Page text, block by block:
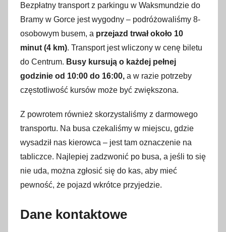
Bezpłatny transport z parkingu w Waksmundzie do
Bramy w Gorce jest wygodny – podróżowaliśmy 8-
osobowym busem, a przejazd trwał około 10
minut (4 km). Transport jest wliczony w cenę biletu
do Centrum. Busy kursują o każdej pełnej
godzinie od 10:00 do 16:00, a w razie potrzeby
częstotliwość kursów może być zwiększona.
Z powrotem również skorzystaliśmy z darmowego
transportu. Na busa czekaliśmy w miejscu, gdzie
wysadził nas kierowca – jest tam oznaczenie na
tabliczce. Najlepiej zadzwonić po busa, a jeśli to się
nie uda, można zgłosić się do kas, aby mieć
pewność, że pojazd wkrótce przyjedzie.
Dane kontaktowe